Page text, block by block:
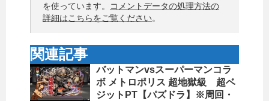
を使っています。
コメントデータの処理方法の
詳細はこちらをご覧ください。
関連記事
バットマンvsスーパーマンコラ
ボ メトロポリス 超地獄級 超ベ
ジットPT【パズドラ】※周回・